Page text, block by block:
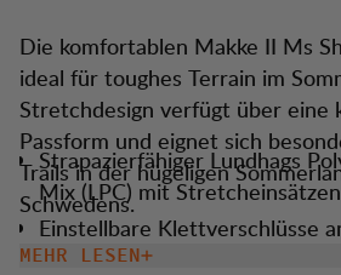
Die komfortablen Makke II Ms
ideal für toughes Terrain im
Stretchdesign verfügt über eine
Passform und eignet sich
Trails in der hügeligen
Schwedens.
Strapazierfähiger Lundhags
Mix (LPC) mit
Einstellbare Klettverschlüsse
eine perfekte Passform.
MEHR LESEN